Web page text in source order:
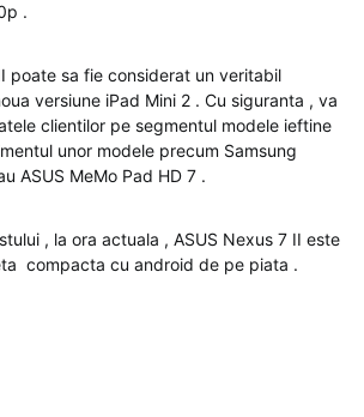
.
poate sa fie considerat un veritabil
versiune iPad Mini 2 . Cu siguranta , va
clientilor pe segmentul modele ieftine
unor modele precum Samsung
ASUS MeMo Pad HD 7 .
, la ora actuala , ASUS Nexus 7 II este
compacta cu android de pe piata .